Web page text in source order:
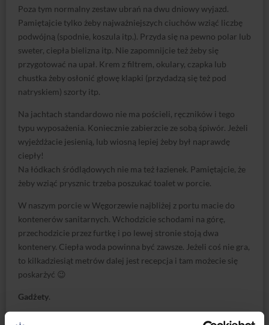
Poza tym normalny zestaw ubrań na dwu dniowy wyjazd.
Pamiętajcie tylko żeby najważniejszych ciuchów wziąć liczbę
podwójną (spodnie, koszula itp.). Przyda się na pewno polar lub
sweter, ciepła bielizna itp. Nie zapomnijcie też żeby się
przygotować na upał. Krem z filtrem, okulary, czapka lub
chustka żeby osłonić głowę klapki (przydadzą się też pod
natryskiem) szorty itp.
Na jachtach standardowo nie ma pościeli, ręczników i tego
typu wyposażenia. Koniecznie zabierzcie ze sobą śpiwór. Jeżeli
wyjeżdżacie jesienią, lub wiosną lepiej żeby był naprawdę
ciepły!
Na łódkach śródlądowych nie ma też łazienek. Pamiętajcie, że
żeby wziąć prysznic trzeba poszukać toalet w porcie.
W naszym porcie w Węgorzewie najbliżej z portu macie do
kontenerów sanitarnych. Wchodzicie schodami na górę,
przechodzicie przez furtkę i po lewej stronie stoją dwa
kontenery. Ciepła woda powinna być zawsze. Jeżeli coś nie gra,
to kilkadziesiąt metrów dalej jest recepcja i tam możecie się
poskarżyć 😉
Gadżety.
Oczywiście muszą być 😉 Najbardziej polecam dwa.